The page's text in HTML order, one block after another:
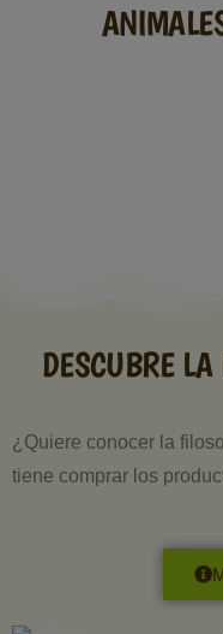
DESCUBRE
¿Quiere conocer la
tiene comprar los